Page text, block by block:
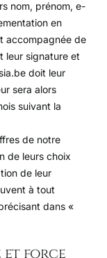
nom, prénom, e-
en
accompagnée de
leur signature et
doit leur
sera alors
suivant la
de notre
de leurs choix
de leur
à tout
dans «
et force